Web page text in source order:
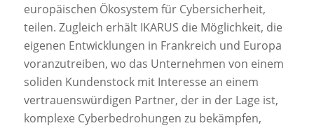
europäischen Ökosystem für Cybersicherheit,
teilen. Zugleich erhält IKARUS die Möglichkeit, die
eigenen Entwicklungen in Frankreich und Europa
voranzutreiben, wo das Unternehmen von einem
soliden Kundenstock mit Interesse an einem
vertrauenswürdigen Partner, der in der Lage ist,
komplexe Cyberbedrohungen zu bekämpfen,